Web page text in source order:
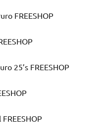
FREESHOP
25’s FREESHOP